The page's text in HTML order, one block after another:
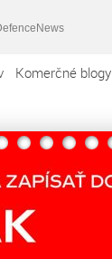
Komerčné blogy